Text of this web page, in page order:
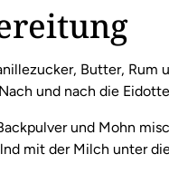
Butter, Rum
und nach die
und Mohn
mit der Milch unter